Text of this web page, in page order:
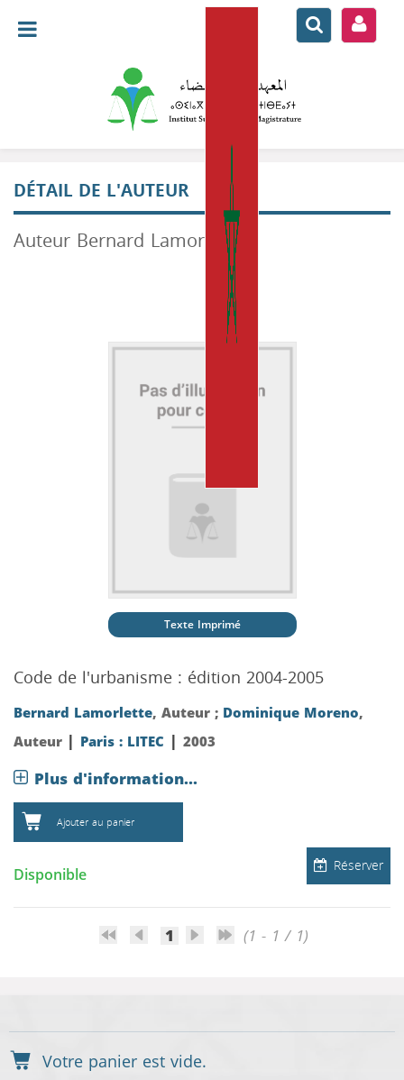
DÉTAIL DE L'AUTEUR
Auteur Bernard Lamorlette
Texte Imprimé
Code de l'urbanisme : édition 2004-2005
Bernard Lamorlette, Auteur ; Dominique Moreno,
Auteur | Paris : LITEC | 2003
Plus d'information...
Ajouter au panier
Réserver
Disponible
1 (1 - 1 / 1)